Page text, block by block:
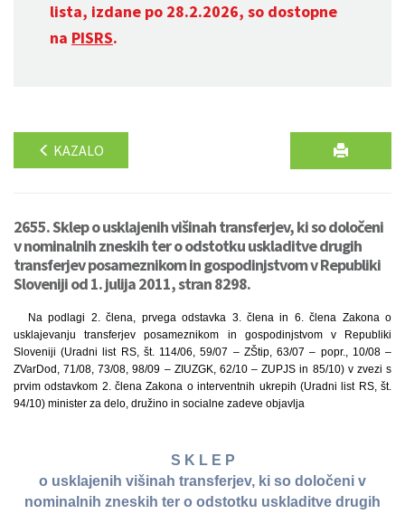
lista, izdane po 28.2.2026, so dostopne
na PISRS.
KAZALO
2655. Sklep o usklajenih višinah transferjev, ki so določeni
v nominalnih zneskih ter o odstotku uskladitve drugih
transferjev posameznikom in gospodinjstvom v Republiki
Sloveniji od 1. julija 2011, stran 8298.
Na podlagi 2. člena, prvega odstavka 3. člena in 6. člena Zakona o
usklajevanju transferjev posameznikom in gospodinjstvom v Republiki
Sloveniji (Uradni list RS, št. 114/06, 59/07 – ZŠtip, 63/07 – popr., 10/08 –
ZVarDod, 71/08, 73/08, 98/09 – ZIUZGK, 62/10 – ZUPJS in 85/10) v zvezi s
prvim odstavkom 2. člena Zakona o interventnih ukrepih (Uradni list RS, št.
94/10) minister za delo, družino in socialne zadeve objavlja
S K L E P
o usklajenih višinah transferjev, ki so določeni v
nominalnih zneskih ter o odstotku uskladitve drugih